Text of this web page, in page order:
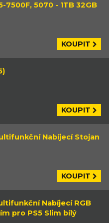
7500F, 5070 - 1TB 32GB
KOUPIT
KOUPIT
Nabíjecí Stojan
KOUPIT
Nabíjecí RGB
pro PS5 Slim bílý